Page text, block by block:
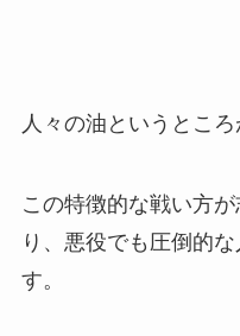
人々の油というとこ
この特徴的な戦い方
り、悪役でも圧倒的
す。